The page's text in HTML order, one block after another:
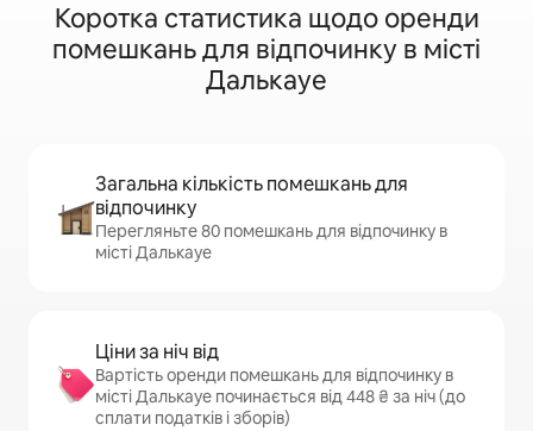
Коротка статистика щодо оренди
помешкань для відпочинку в місті
Далькауе
Загальна кількість помешкань для
відпочинку
Перегляньте 80 помешкань для відпочинку в
місті Далькауе
Ціни за ніч від
Вартість оренди помешкань для відпочинку в
місті Далькауе починається від 448 ₴ за ніч (до
сплати податків і зборів)